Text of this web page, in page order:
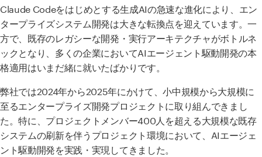
Claude Codeをはじめとする生成AIの急速な進化により、エン
タープライズシステム開発は大きな転換点を迎えています。一
方で、既存のレガシーな開発・実行アーキテクチャがボトルネ
ックとなり、多くの企業においてAIエージェント駆動開発の本
格適用はいまだ緒に就いたばかりです。
弊社では2024年から2025年にかけて、小中規模から大規模に
至るエンタープライズ開発プロジェクトに取り組んできまし
た。特に、プロジェクトメンバー400人を超える大規模な既存
システムの刷新を伴うプロジェクト環境において、 AIエージェ
ント駆動開発を実践・実現してきました。